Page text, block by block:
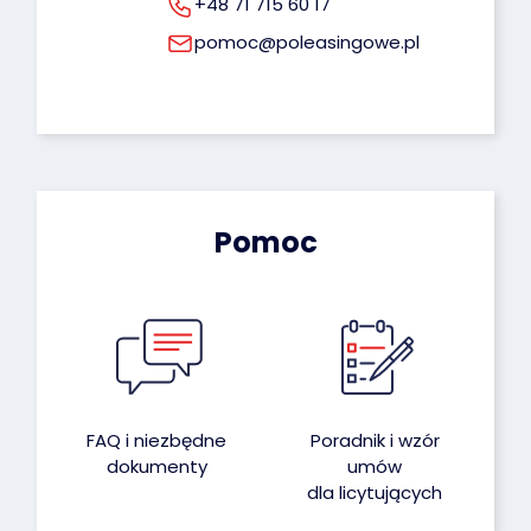
pomoc@poleasingowe.pl
Pomoc
FAQ i niezbędne
dokumenty
Poradnik i wzór
umów
dla licytujących